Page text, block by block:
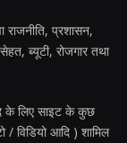
प्रशासन,
ब्यूटी, रोजगार तथा
के लिए साइट के कुछ
/ विडियो आदि ) शामिल